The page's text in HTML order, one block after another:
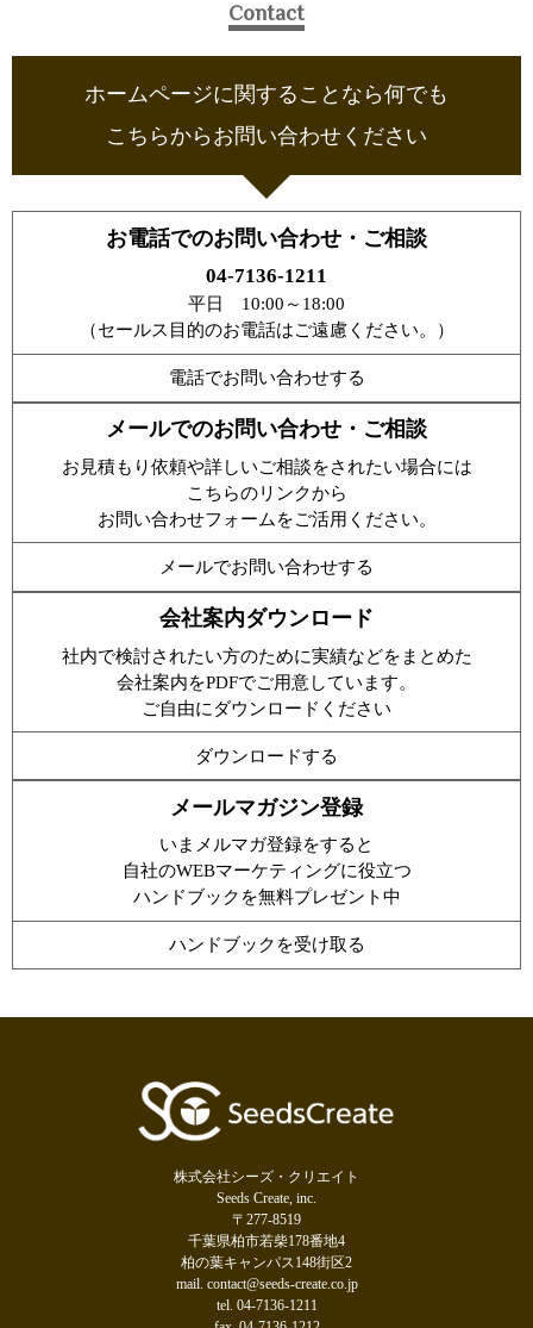
Contact
ホームページに関することなら何でも
こちらからお問い合わせください
お電話でのお問い合わせ・ご相談
04-7136-1211
平日 10:00～18:00
（セールス目的のお電話はご遠慮ください。）
電話でお問い合わせする
メールでのお問い合わせ・ご相談
お見積もり依頼や詳しいご相談をされたい場合には
こちらのリンクから
お問い合わせフォームをご活用ください。
メールでお問い合わせする
会社案内ダウンロード
社内で検討されたい方のために実績などをまとめた
会社案内をPDFでご用意しています。
ご自由にダウンロードください
ダウンロードする
メールマガジン登録
いまメルマガ登録をすると
自社のWEBマーケティングに役立つ
ハンドブックを無料プレゼント中
ハンドブックを受け取る
株式会社シーズ・クリエイト
Seeds Create, inc.
〒277-8519
千葉県柏市若柴178番地4
柏の葉キャンパス148街区2
mail. contact@seeds-create.co.jp
tel. 04-7136-1211